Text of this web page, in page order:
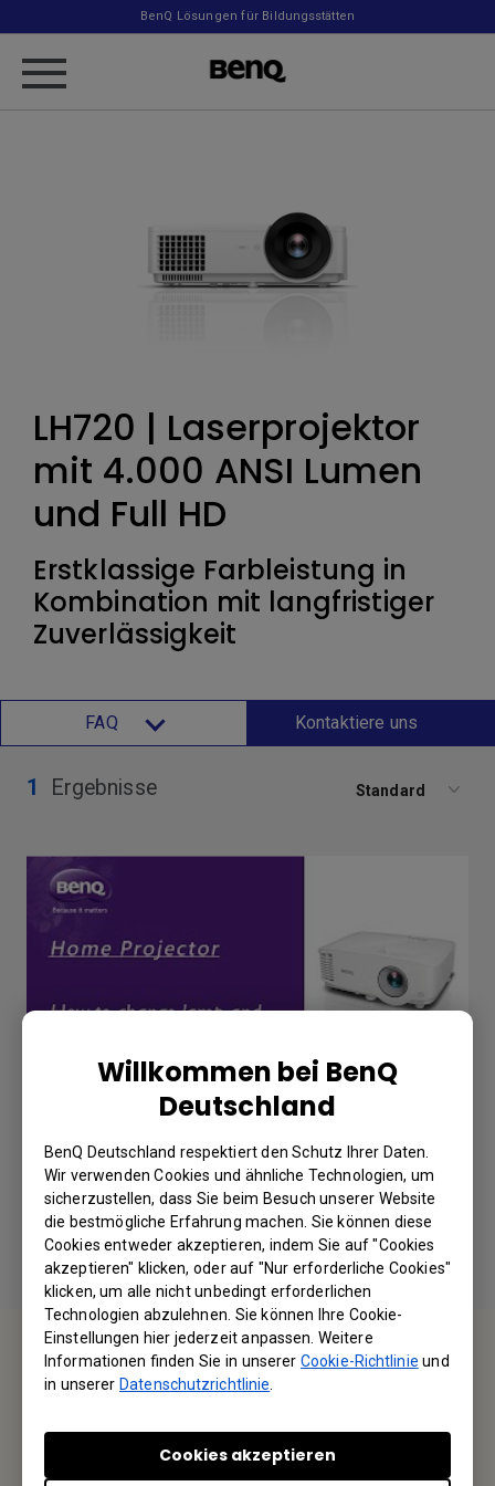
Willkommen bei BenQ
Deutschland
BenQ Deutschland respektiert den Schutz Ihrer Daten.
Wir verwenden Cookies und ähnliche Technologien, um
sicherzustellen, dass Sie beim Besuch unserer Website
die bestmögliche Erfahrung machen. Sie können diese
Cookies entweder akzeptieren, indem Sie auf "Cookies
akzeptieren" klicken, oder auf "Nur erforderliche Cookies"
klicken, um alle nicht unbedingt erforderlichen
Technologien abzulehnen. Sie können Ihre Cookie-
Einstellungen hier jederzeit anpassen. Weitere
Informationen finden Sie in unsererCookie-Richtlinie und
in unsererDatenschutzrichtlinie
Cookies akzeptieren
BenQ Lösungen für Bildungsstätten
LH720 | Laserprojektor
mit 4.000 ANSI Lumen
und Full HD
Erstklassige Farbleistung in
Kombination mit langfristiger
Zuverlässigkeit
FAQ Kontaktiere uns
1 Ergebnisse Standard
lamp timer?
Kontakt
Kontakt